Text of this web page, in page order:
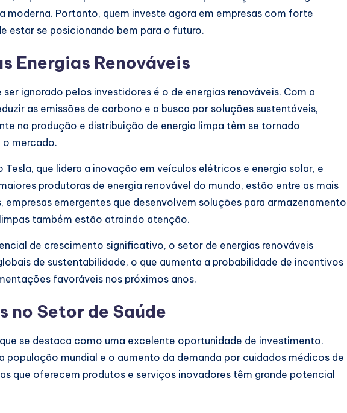
moderna. Portanto, quem investe agora em empresas com forte
estar se posicionando bem para o futuro.
Energias Renováveis
ignorado pelos investidores é o de energias renováveis. Com a
as emissões de carbono e a busca por soluções sustentáveis,
na produção e distribuição de energia limpa têm se tornado
mercado.
Tesla, que lidera a inovação em veículos elétricos e energia solar, e
produtoras de energia renovável do mundo, estão entre as mais
empresas emergentes que desenvolvem soluções para armazenamento
também estão atraindo atenção.
de crescimento significativo, o setor de energias renováveis
de sustentabilidade, o que aumenta a probabilidade de incentivos
favoráveis nos próximos anos.
no Setor de Saúde
se destaca como uma excelente oportunidade de investimento.
população mundial e o aumento da demanda por cuidados médicos de
que oferecem produtos e serviços inovadores têm grande potencial